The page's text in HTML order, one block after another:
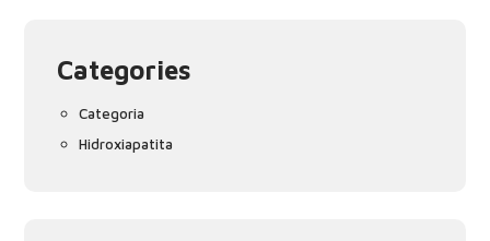
Categories
Categoria
Hidroxiapatita